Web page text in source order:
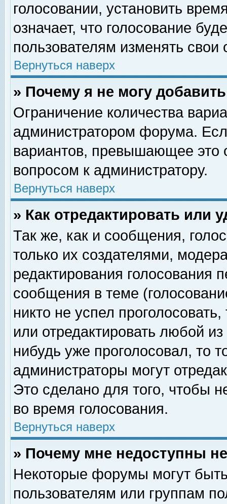
голосовании, установить
означает, что голосование
пользователям изменять свои
Вернуться наверх
» Почему я не могу
Ограничение количества
администратором форума.
вариантов, превышающее это
вопросом к администратору.
Вернуться наверх
» Как отредактировать или
Так же, как и сообщения,
только их создателями,
редактирования голосования
сообщения в теме
никто не успел
или отредактировать любой
нибудь уже проголосовал, то
администраторы могут
Это сделано для того, чтобы
во время голосования.
Вернуться наверх
» Почему мне недоступны
Некоторые форумы могут
пользователям или группам